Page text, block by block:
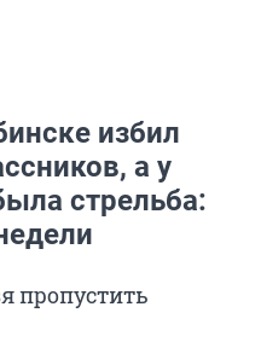
избил
а у
стрельба:
пропустить